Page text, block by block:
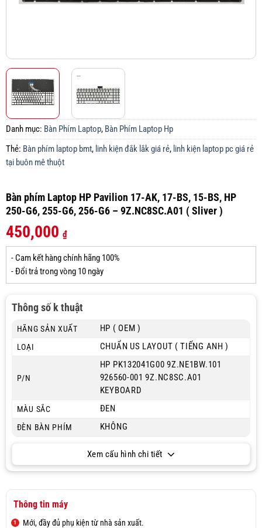
Danh mục: Bàn Phím Laptop, Bàn Phím Laptop Hp
Thẻ: Bàn phím laptop bmt, linh kiện đắk lắk giá rẻ, linh kiện laptop pc giá rẻ
tại buôn mê thuột
Bàn phím Laptop HP Pavilion 17-AK, 17-BS, 15-BS, HP
250-G6, 255-G6, 256-G6 – 9Z.NC8SC.A01 ( Sliver )
450,000 ₫
- Cam kết hàng chính hãng 100%
- Đổi trả trong vòng 10 ngày
Thông số k thuật
HÃNG SẢN XUẤT HP ( OEM )
LOẠI CHUẨN US LAYOUT ( TIẾNG ANH )
P/N
HP PK132041G00 9Z.NE1BW.101
926560-001 9Z.NC8SC.A01
KEYBOARD
MÀU SẮC ĐEN
ĐÈN BÀN PHÍM KHÔNG
Xem cấu hình chi tiết
Thông tin máy
Mới, đầy đủ phụ kiện từ nhà sản xuất.